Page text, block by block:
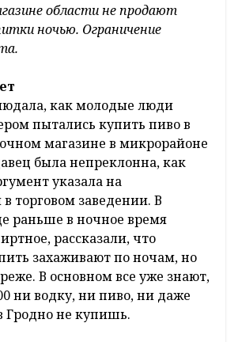
области не продают
ночью. Ограничение
как молодые люди
пытались купить пиво в
магазине в микрорайоне
была непреклонна, как
указала на
торговом заведении. В
раньше в ночное время
рассказали, что
захаживают по ночам, но
В основном все уже знают,
ни водку, ни пиво, ни даже
Гродно не купишь.